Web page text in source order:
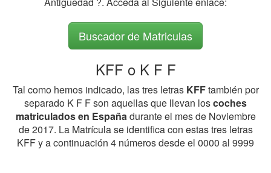
Buscador de Matriculas
KFF o K F F
Tal como hemos indicado, las tres letras KFFtambién por
separado K F F son aquellas que llevan loscoches
matriculados en Españadurante el mes de Noviembre
de 2017. La Matrícula se identifica con estas tres letras
KFF y a continuación 4 números desde el 0000 al 9999